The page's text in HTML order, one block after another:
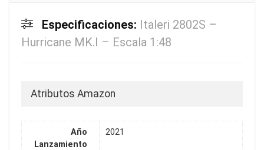
Especificaciones: Italeri 2802S –
Hurricane MK.I – Escala 1:48
Atributos Amazon
Año
Lanzamiento
2021